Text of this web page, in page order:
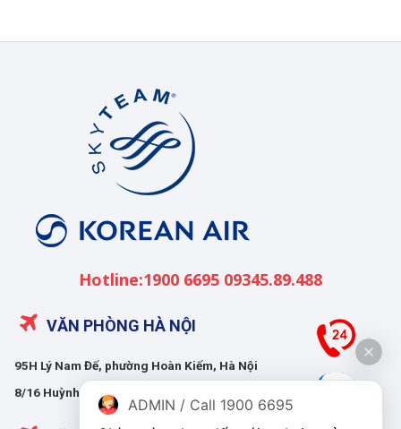
Hotline:1900 6695 09345.89.488
VĂN PHÒNG HÀ NỘI
95H Lý Nam Đế, phường Hoàn Kiếm, Hà Nội
8/16 Huỳnh Thúc Kháng, phường Giảng Võ, Hà Nội
ADMIN / Call 1900 6695